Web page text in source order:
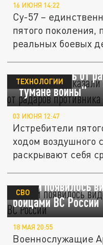
16 ИЮНЯ 14:22
Су-57 –
пятого
реальных боевых
В "Ростехе"
Су-57 уходить от
"тумане войны"
ТЕХНОЛОГИИ
03 ИЮНЯ 12:47
Истребители
ходом воздушного
раскрывают себя
В сети появилось
бойцами ВС России
СВО
18 МАЯ 20:55
Военнослужащие